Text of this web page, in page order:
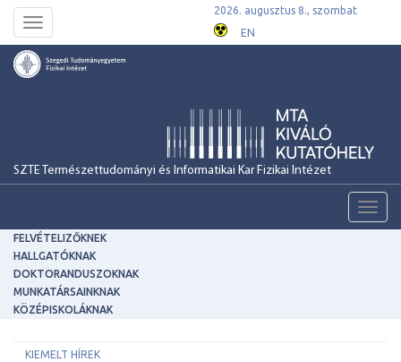
Toggle
navigation
2026. augusztus 8., szombat
EN
SZTE Természettudományi és Informatikai Kar Fizikai Intézet
FELVÉTELIZŐKNEK
HALLGATÓKNAK
DOKTORANDUSZOKNAK
MUNKATÁRSAINKNAK
KÖZÉPISKOLÁKNAK
KIEMELT HÍREK